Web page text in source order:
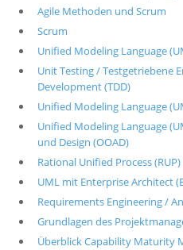
Agile Methoden und Scrum
Scrum
Unified Modeling Language
Unit Testing / Testgetriebene
Development (TDD)
Unified Modeling Language
Unified Modeling Language
und Design (OOAD)
Rational Unified Process (RUP)
UML mit Enterprise Architect
Requirements Engineering /
Grundlagen des
Überblick Capability Maturity